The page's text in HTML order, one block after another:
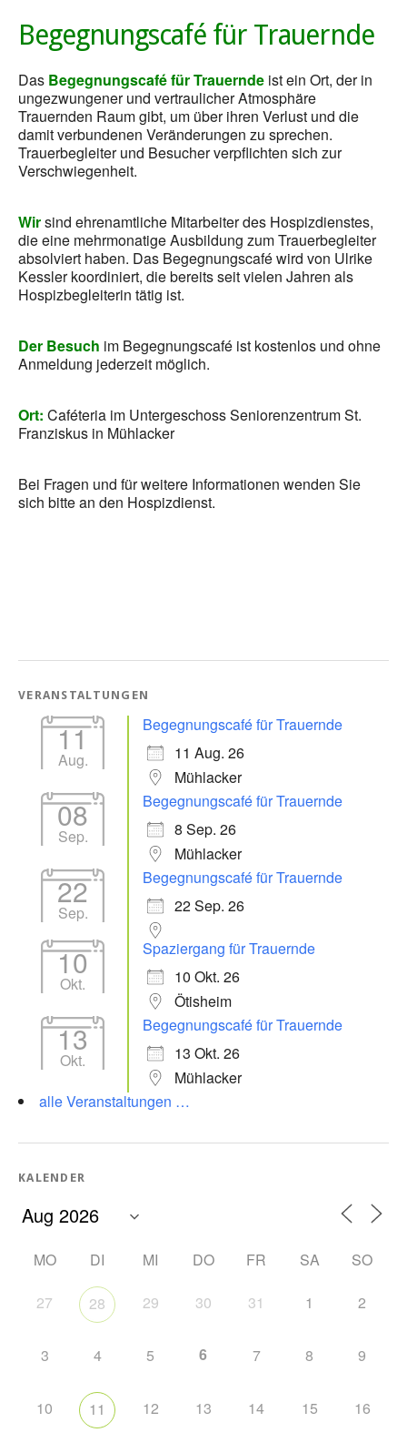
Begegnungscafé für Trauernde
Das Begegnungscafé für Trauernde ist ein Ort, der in
ungezwungener und vertraulicher Atmosphäre
Trauernden Raum gibt, um über ihren Verlust und die
damit verbundenen Veränderungen zu sprechen.
Trauerbegleiter und Besucher verpflichten sich zur
Verschwiegenheit.
Wirsind ehrenamtliche Mitarbeiter des Hospizdienstes,
die eine mehrmonatige Ausbildung zum Trauerbegleiter
absolviert haben. Das Begegnungscafé wird von Ulrike
Kessler koordiniert, die bereits seit vielen Jahren als
Hospizbegleiterin tätig ist.
Der Besuch im Begegnungscafé ist kostenlos und ohne
Anmeldung jederzeit möglich.
Ort: Caféteria im Untergeschoss Seniorenzentrum St.
Franziskus in Mühlacker
Bei Fragen und für weitere Informationen wenden Sie
sich bitte an den Hospizdienst.
VERANSTALTUNGEN
11
Aug.
Begegnungscafé für Trauernde
11 Aug. 26
Mühlacker
08
Sep.
Begegnungscafé für Trauernde
8 Sep. 26
Mühlacker
22
Sep.
Begegnungscafé für Trauernde
22 Sep. 26
10
Okt.
Spaziergang für Trauernde
10 Okt. 26
Ötisheim
13
Okt.
Begegnungscafé für Trauernde
13 Okt. 26
Mühlacker
alle Veranstaltungen …
KALENDER
MO DI MI DO FR SA SO
27 28 29 30 31 1 2
3 4 5 6 7 8 9
10 11 12 13 14 15 16